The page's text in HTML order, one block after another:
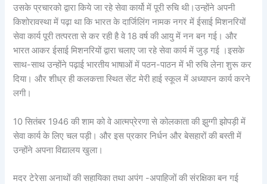
उसके प्रचारको द्वारा किये जा रहे सेवा कार्यो में पूरी रुचि थी।उन्होंने अपनी
किशोरावस्था में पढ़ा था कि भारत के दार्जिलिंग नामक नगर में ईसाई मिशनरियों
सेवा कार्य पूरी तत्परता से कर रही है वे 18 वर्ष की आयु में नन बन गई। और
भारत आकर ईसाई मिशनरियों द्वारा चलाए जा रहे सेवा कार्य में जुड़ गई ।इसके
साथ-साथ उन्होंने पढ़ाई भारतीय भाषाओं में पठन-पाठन में भी रुचि लेना शुरू कर
दिया। और शीध्र ही कलकत्ता स्थित सेंट मेरी हाई स्कूल में अध्यापन कार्य करने
लगी।
10 सितंबर 1946 की शाम को वे आत्मप्रेरणा से कोलकाता की झुग्गी झोपड़ी में
सेवा कार्य के लिए चल पड़ी। और इस प्रकार निर्धन और बेसहारों की बस्ती में
उन्होंने अपना विद्यालय खुला।
मदर टेरेसा अनाथों की सहायिका तथा अपंग -अपाहिजों की संरक्षिका बन गई